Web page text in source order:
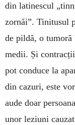
din lati­nescul
zor­năi”. Tinitusul
de pildă, o tumoră
medii. Și
pot conduce la
din cazuri, este
aude doar
unor leziuni